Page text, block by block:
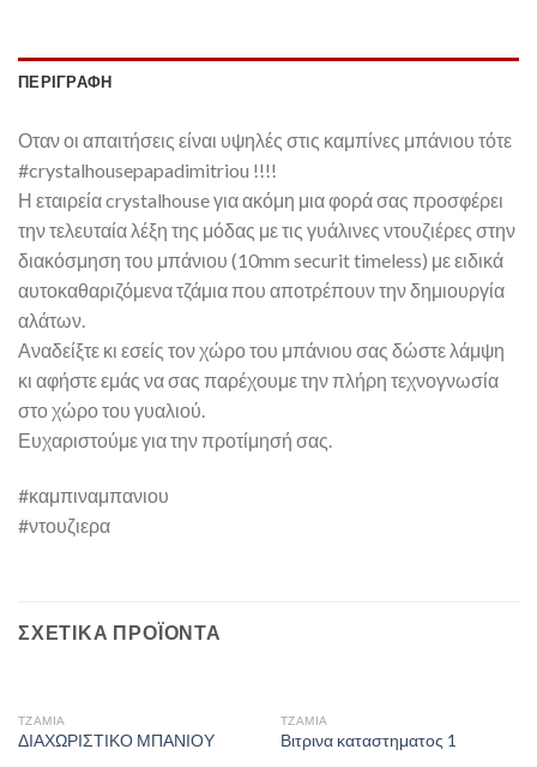
ΠΕΡΙΓΡΑΦΉ
Οταν οι απαιτήσεις είναι υψηλές στις καμπίνες μπάνιου τότε
#crystalhousepapadimitriou !!!!
Η εταιρεία crystalhouse για ακόμη μια φορά σας προσφέρει
την τελευταία λέξη της μόδας με τις γυάλινες ντουζιέρες στην
διακόσμηση του μπάνιου (10mm securit timeless) με ειδικά
αυτοκαθαριζόμενα τζάμια που αποτρέπουν την δημιουργία
αλάτων.
Αναδείξτε κι εσείς τον χώρο του μπάνιου σας δώστε λάμψη
κι αφήστε εμάς να σας παρέχουμε την πλήρη τεχνογνωσία
στο χώρο του γυαλιού.
Ευχαριστούμε για την προτίμησή σας.
#καμπιναμπανιου
#ντουζιερα
ΣΧΕΤΙΚΆ ΠΡΟΪΌΝΤΑ
ΤΖΆΜΙΑ
ΔΙΑΧΩΡΙΣΤΙΚΟ ΜΠΑΝΙΟΥ
ΤΖΆΜΙΑ
Βιτρινα καταστηματος 1